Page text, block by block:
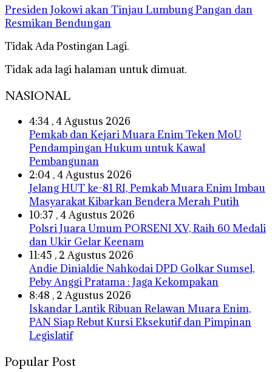
Presiden Jokowi akan Tinjau Lumbung Pangan dan
Resmikan Bendungan
Tidak Ada Postingan Lagi.
Tidak ada lagi halaman untuk dimuat.
NASIONAL
4:34 , 4 Agustus 2026
Pemkab dan Kejari Muara Enim Teken MoU
Pendampingan Hukum untuk Kawal
Pembangunan
2:04 , 4 Agustus 2026
Jelang HUT ke-81 RI, Pemkab Muara Enim Imbau
Masyarakat Kibarkan Bendera Merah Putih
10:37 , 4 Agustus 2026
Polsri Juara Umum PORSENI XV, Raih 60 Medali
dan Ukir Gelar Keenam
11:45 , 2 Agustus 2026
Andie Dinialdie Nahkodai DPD Golkar Sumsel,
Peby Anggi Pratama : Jaga Kekompakan
8:48 , 2 Agustus 2026
Iskandar Lantik Ribuan Relawan Muara Enim,
PAN Siap Rebut Kursi Eksekutif dan Pimpinan
Legislatif
Popular Post